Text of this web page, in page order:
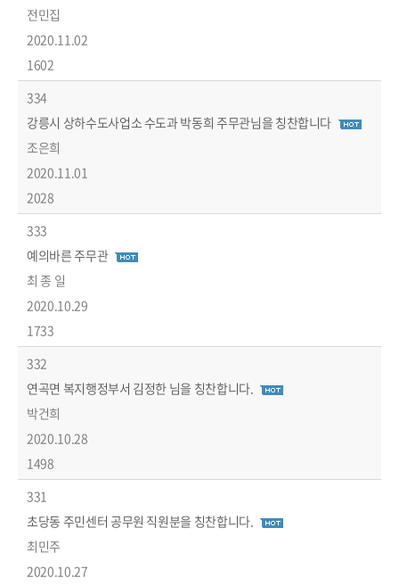
전민집
2020.11.02
1602
334
강릉시 상하수도사업소 수도과 박동희 주무관님을 칭찬합니다
조은희
2020.11.01
2028
333
예의바른 주무관
최 종 일
2020.10.29
1733
332
연곡면 복지행정부서 김정한 님을 칭찬합니다.
박건희
2020.10.28
1498
331
초당동 주민센터 공무원 직원분을 칭찬합니다.
최민주
2020.10.27